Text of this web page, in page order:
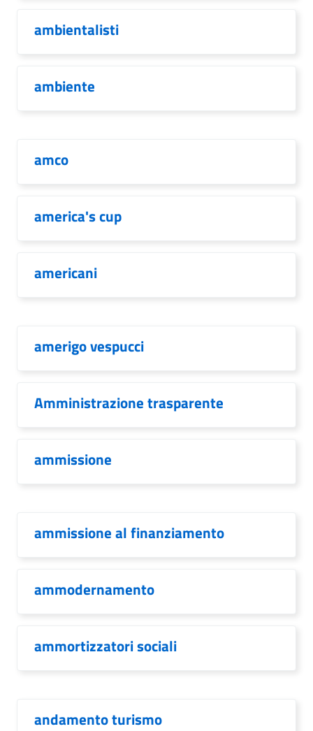
ambientalisti
ambiente
amco
america's cup
americani
amerigo vespucci
Amministrazione trasparente
ammissione
ammissione al finanziamento
ammodernamento
ammortizzatori sociali
andamento turismo